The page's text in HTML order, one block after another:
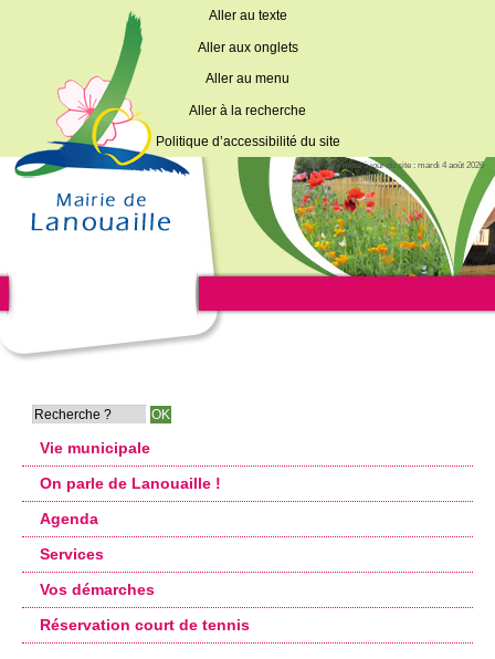
Aller au texte
Aller aux onglets
Aller au menu
Aller à la recherche
Politique d’accessibilité du site
Dernière mise à jour du site : mardi 4 août 2026
Vie municipale
On parle de Lanouaille !
Agenda
Services
Vos démarches
Réservation court de tennis